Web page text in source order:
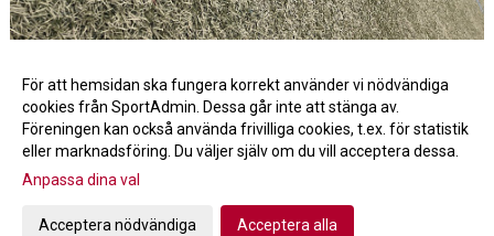
Fler nyheter >>
Gå till Webbversion
För att hemsidan ska fungera korrekt använder vi nödvändiga
cookies från SportAdmin. Dessa går inte att stänga av.
Föreningen kan också använda frivilliga cookies, t.ex. för statistik
eller marknadsföring. Du väljer själv om du vill acceptera dessa.
Anpassa dina val
Acceptera nödvändiga Acceptera alla